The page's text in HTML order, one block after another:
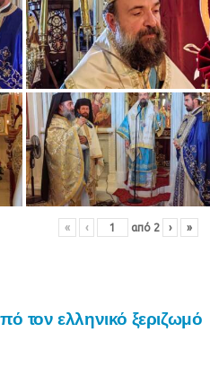
« ‹ από 2 › »
τον ελληνικό ξεριζωμό